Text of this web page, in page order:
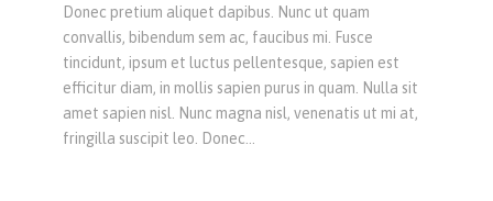
Donec pretium aliquet dapibus. Nunc ut quam
convallis, bibendum sem ac, faucibus mi. Fusce
tincidunt, ipsum et luctus pellentesque, sapien est
efficitur diam, in mollis sapien purus in quam. Nulla sit
amet sapien nisl. Nunc magna nisl, venenatis ut mi at,
fringilla suscipit leo. Donec…